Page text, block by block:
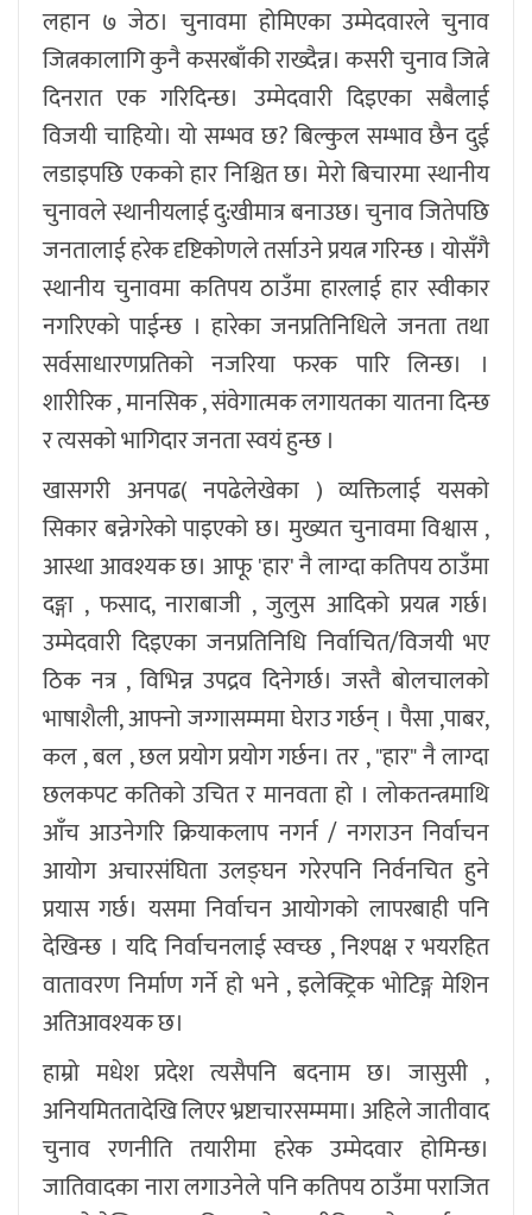
लहान ७ जेठ। चुनावमा होमिएका उम्मेदवारले चुनाव
जित्नकालागि कुनै कसरबाँकी राख्दैन्न। कसरी चुनाव जित्ने
दिनरात एक गरिदिन्छ। उम्मेदवारी दिइएका सबैलाई
विजयी चाहियो। यो सम्भव छ? बिल्कुल सम्भाव छैन दुई
लडाइपछि एकको हार निश्चित छ। मेरो बिचारमा स्थानीय
चुनावले स्थानीयलाई दु:खीमात्र बनाउछ। चुनाव जितेपछि
जनतालाई हरेक दृष्टिकोणले तर्साउने प्रयत्न गरिन्छ । योसँगै
स्थानीय चुनावमा कतिपय ठाउँमा हारलाई हार स्वीकार
नगरिएको पाईन्छ । हारेका जनप्रतिनिधिले जनता तथा
सर्वसाधारणप्रतिको नजरिया फरक पारि लिन्छ। ।
शारीरिक , मानसिक , संवेगात्मक लगायतका यातना दिन्छ
र त्यसको भागिदार जनता स्वयं हुन्छ ।
खासगरी अनपढ( नपढेलेखेका ) व्यक्तिलाई यसको
सिकार बन्नेगरेको पाइएको छ। मुख्यत चुनावमा विश्वास ,
आस्था आवश्यक छ। आफू 'हार' नै लाग्दा कतिपय ठाउँमा
दङ्गा , फसाद, नाराबाजी , जुलुस आदिको प्रयत्न गर्छ।
उम्मेदवारी दिइएका जनप्रतिनिधि निर्वाचित/विजयी भए
ठिक नत्र , विभिन्न उपद्रव दिनेगर्छ। जस्तै बोलचालको
भाषाशैली, आफ्नो जग्गासम्ममा घेराउ गर्छन् । पैसा ,पाबर,
कल , बल , छल प्रयोग प्रयोग गर्छन। तर , "हार" नै लाग्दा
छलकपट कतिको उचित र मानवता हो । लोकतन्त्रमाथि
आँच आउनेगरि क्रियाकलाप नगर्न / नगराउन निर्वाचन
आयोग अचारसंघिता उलङ्घन गरेरपनि निर्वनचित हुने
प्रयास गर्छ। यसमा निर्वाचन आयोगको लापरबाही पनि
देखिन्छ । यदि निर्वाचनलाई स्वच्छ , निश्पक्ष र भयरहित
वातावरण निर्माण गर्ने हो भने , इलेक्ट्रिक भोटिङ्ग मेशिन
अतिआवश्यक छ।
हाम्रो मधेश प्रदेश त्यसैपनि बदनाम छ। जासुसी ,
अनियमिततादेखि लिएर भ्रष्टाचारसम्ममा। अहिले जातीवाद
चुनाव रणनीति तयारीमा हरेक उम्मेदवार होमिन्छ।
जातिवादका नारा लगाउनेले पनि कतिपय ठाउँमा पराजित